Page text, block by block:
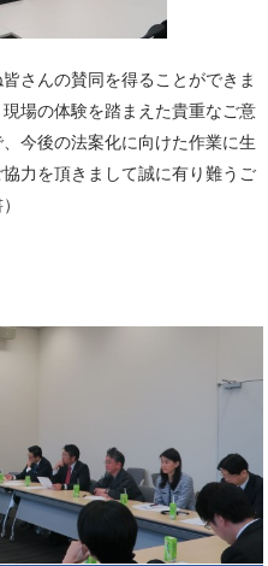
さんの賛同を得ることができま
場の体験を踏まえた貴重なご意
今後の法案化に向けた作業に生
力を頂きまして誠に有り難うご